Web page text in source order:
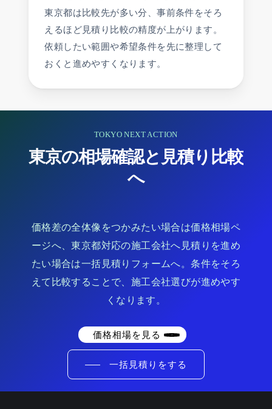
東京都は比較先が多い分、事前条件をそろ
えるほど見積り比較の精度が上がります。
依頼したい範囲や希望条件を先に整理して
おくと進めやすくなります。
TOKYO NEXT ACTION
東京の相場確認と見積り比較
へ
価格差の全体像をつかみたい場合は価格相場ペ
ージへ、東京都対応の施工会社へ見積りを進め
たい場合は一括見積りフォームへ。条件をそろ
えて比較することで、施工会社選びが進めやす
くなります。
価格相場を見る
一括見積りをする